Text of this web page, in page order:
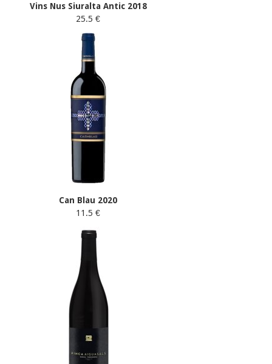
Vins Nus Siuralta Antic 2018
25.5 €
Can Blau 2020
11.5 €